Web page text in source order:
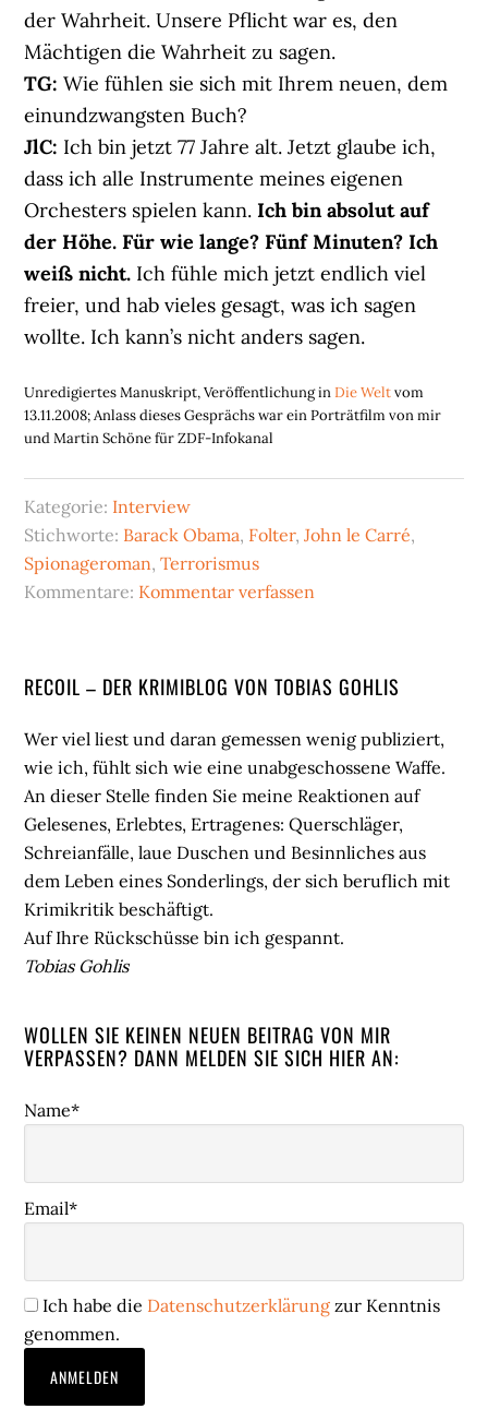
der Wahrheit. Unsere Pflicht war es, den
Mächtigen die Wahrheit zu sagen.
TG: Wie fühlen sie sich mit Ihrem neuen, dem
einundzwangsten Buch?
JlC: Ich bin jetzt 77 Jahre alt. Jetzt glaube ich,
dass ich alle Instrumente meines eigenen
Orchesters spielen kann.Ich bin absolut auf
der Höhe. Für wie lange? Fünf Minuten? Ich
weiß nicht. Ich fühle mich jetzt endlich viel
freier, und hab vieles gesagt, was ich sagen
wollte. Ich kann’s nicht anders sagen.
Unredigiertes Manuskript, Veröffentlichung inDie Weltvom
13.11.2008; Anlass dieses Gesprächs war ein Porträtfilm von mir
und Martin Schöne für ZDF-Infokanal
Kategorie: Interview
Stichworte: Barack Obama, Folter,John le Carré,
Spionageroman,Terrorismus
Kommentare: Kommentar verfassen
Seitenspalte
RECOIL – DER KRIMIBLOG VON TOBIAS GOHLIS
Wer viel liest und daran gemessen wenig publiziert,
wie ich, fühlt sich wie eine unabgeschossene Waffe.
An dieser Stelle finden Sie meine Reaktionen auf
Gelesenes, Erlebtes, Ertragenes: Querschläger,
Schreianfälle, laue Duschen und Besinnliches aus
dem Leben eines Sonderlings, der sich beruflich mit
Krimikritik beschäftigt.
Auf Ihre Rückschüsse bin ich gespannt.
Tobias Gohlis
WOLLEN SIE KEINEN NEUEN BEITRAG VON MIR
VERPASSEN? DANN MELDEN SIE SICH HIER AN:
Name*
Email*
Ich habe die Datenschutzerklärung zur Kenntnis
genommen.